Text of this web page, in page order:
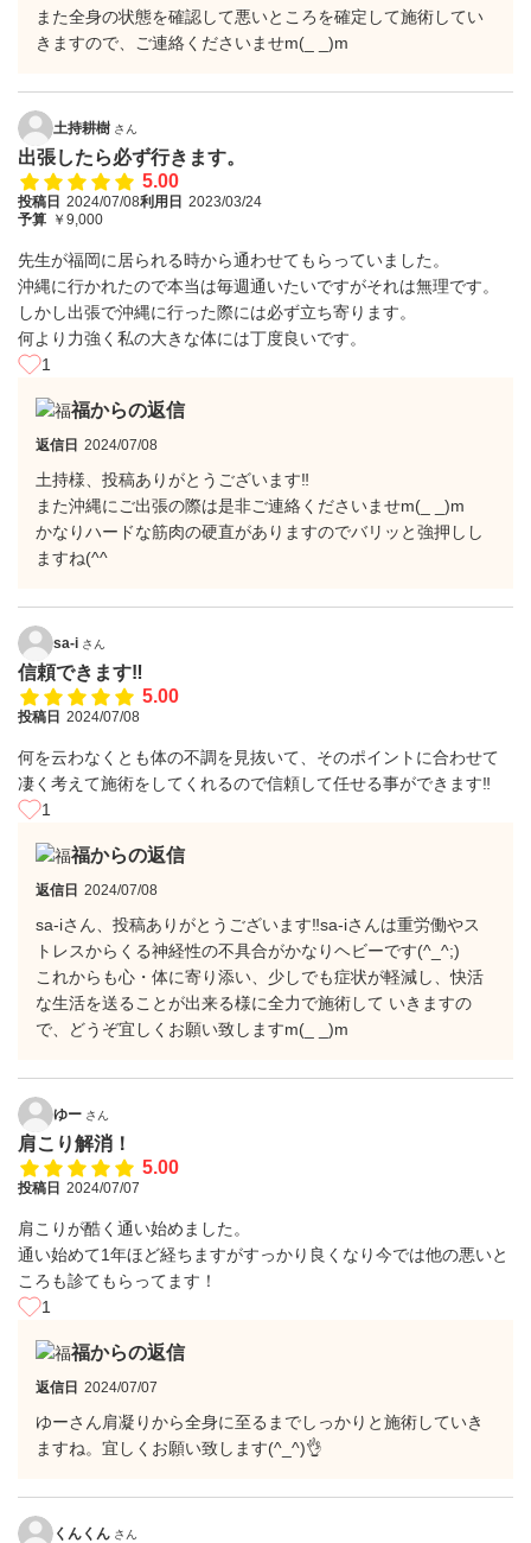
また全身の状態を確認して悪いところを確定して施術してい
きますので、ご連絡くださいませm(_ _)m
土持耕樹 さん
出張したら必ず行きます。
5.00
投稿日 2024/07/08利用日 2023/03/24
予算 ￥9,000
先生が福岡に居られる時から通わせてもらっていました。
沖縄に行かれたので本当は毎週通いたいですがそれは無理です。
しかし出張で沖縄に行った際には必ず立ち寄ります。
何より力強く私の大きな体には丁度良いです。
1
福からの返信
返信日 2024/07/08
土持様、投稿ありがとうございます‼️
また沖縄にご出張の際は是非ご連絡くださいませm(_ _)m
かなりハードな筋肉の硬直がありますのでバリッと強押しし
ますね(^^ゞ
sa-i さん
信頼できます‼
5.00
投稿日 2024/07/08
何を云わなくとも体の不調を見抜いて、そのポイントに合わせて
凄く考えて施術をしてくれるので信頼して任せる事ができます‼
1
福からの返信
返信日 2024/07/08
sa-iさん、投稿ありがとうございます‼️sa-iさんは重労働やス
トレスからくる神経性の不具合がかなりヘビーです(^_^;)
これからも心・体に寄り添い、少しでも症状が軽減し、快活
な生活を送ることが出来る様に全力で施術して いきますの
で、どうぞ宜しくお願い致しますm(_ _)m
ゆー さん
肩こり解消！
5.00
投稿日 2024/07/07
肩こりが酷く通い始めました。
通い始めて1年ほど経ちますがすっかり良くなり今では他の悪いと
ころも診てもらってます！
1
福からの返信
返信日 2024/07/07
ゆーさん肩凝りから全身に至るまでしっかりと施術していき
ますね。宜しくお願い致します(^_^)👌
くんくん さん